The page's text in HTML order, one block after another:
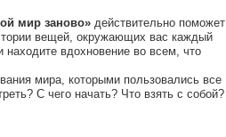
мир заново» действительно поможет
вещей, окружающих вас каждый
вдохновение во всем, что
мира, которыми пользовались все
С чего начать? Что взять с собой?